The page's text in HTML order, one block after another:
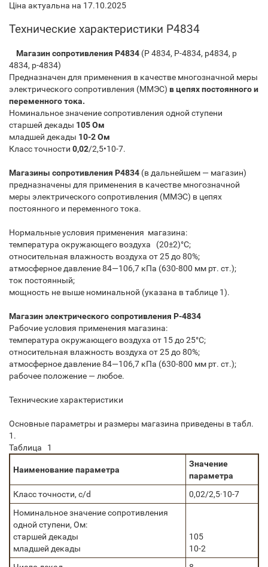
Ціна актуальна на 17.10.2025
Технические характеристики Р4834
Магазин сопротивления Р4834 (Р 4834, Р-4834, p4834, p
4834, p-4834)
Предназначен для применения в качестве многозначной меры
электрического сопротивления (ММЭС) в цепяхпостоянного и
переменного тока.
Номинальное значение сопротивления одной ступени
старшей декады 105 Ом
младшей декады 10-2 Ом
Класс точности 0,02/2,5•10-7.
Магазины сопротивления Р4834 (в дальнейшем — магазин)
предназначены для применения в качестве многозначной
меры электрического сопротивления (ММЭС) в цепях
постоянного и переменного тока.
Нормальные условия применения магазина:
температура окружающего воздуха (20±2)°С;
относительная влажность воздуха от 25 до 80%;
атмосферное давление 84—106,7 кПа (630-800 мм рт. ст.);
ток постоянный;
мощность не выше номинальной (указана в таблице 1).
Магазин электрического сопротивления Р-4834
Рабочие условия применения магазина:
температура окружающего воздуха от 15 до 25°С;
относительная влажность воздуха от 25 до 80%;
атмосферное давление 84—106,7 кПа (630-800 мм рт. ст.);
рабочее положение — любое.
Технические характеристики
Основные параметры и размеры магазина приведены в табл.
1.
Таблица 1
Наименование параметра
Значение
параметра
Класс точности, с/d
0,02/2,5·10-7
Номинальное значение сопротивления
одной ступени, Ом:
старшей декады
младшей декады
105
10-2